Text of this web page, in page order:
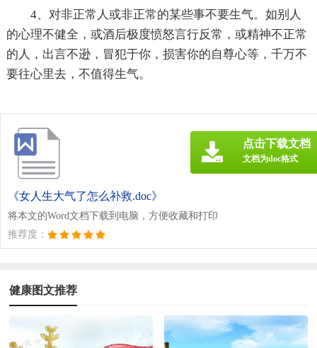
4、对非正常人或非正常的某些事不要生气。如别人
的心理不健全，或酒后极度愤怒言行反常，或精神不正常
的人，出言不逊，冒犯于你，损害你的自尊心等，千万不
要往心里去，不值得生气。
《女人生大气了怎么补救.doc》
将本文的Word文档下载到电脑，方便收藏和打印
推荐度：
点击下载文档
文档为doc格式
健康图文推荐